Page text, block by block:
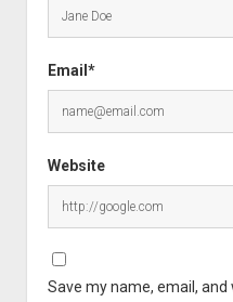
Email*
Website
Save my name, email,